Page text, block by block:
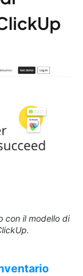
con il modello di